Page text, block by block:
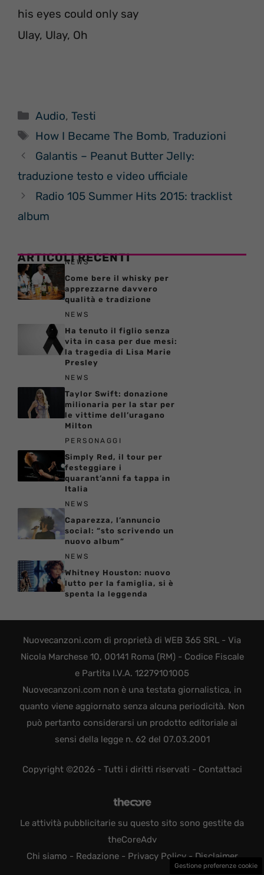
his eyes could only say
Ulay, Ulay, Oh
Categorie
Audio,Testi
Tag
How I Became The Bomb,Traduzioni
Galantis – Peanut Butter Jelly:
traduzione testo e video ufficiale
Radio 105 Summer Hits 2015: tracklist
album
ARTICOLI RECENTI
NEWS
Come bere il whisky per
apprezzarne davvero
qualità e tradizione
NEWS
Ha tenuto il figlio senza
vita in casa per due mesi:
la tragedia di Lisa Marie
Presley
NEWS
Taylor Swift: donazione
milionaria per la star per
le vittime dell’uragano
Milton
PERSONAGGI
Simply Red, il tour per
festeggiare i
quarant’anni fa tappa in
Italia
NEWS
Caparezza, l’annuncio
social: “sto scrivendo un
nuovo album”
NEWS
Whitney Houston: nuovo
lutto per la famiglia, si è
spenta la leggenda
Nuovecanzoni.com di proprietà di WEB 365 SRL - Via
Nicola Marchese 10, 00141 Roma (RM) - Codice Fiscale
e Partita I.V.A. 12279101005
Nuovecanzoni.com non è una testata giornalistica, in
quanto viene aggiornato senza alcuna periodicità. Non
può pertanto considerarsi un prodotto editoriale ai
sensi della legge n. 62 del 07.03.2001
Copyright ©2026 - Tutti i diritti riservati - Contattaci
Le attività pubblicitarie su questo sito sono gestite da
theCoreAdv
Chi siamo - Redazione- Privacy Policy- Disclaimer
Gestione preferenze cookie